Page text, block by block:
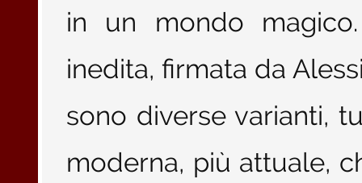
in un mondo
inedita, firmata da
sono diverse varianti,
moderna, più attuale,